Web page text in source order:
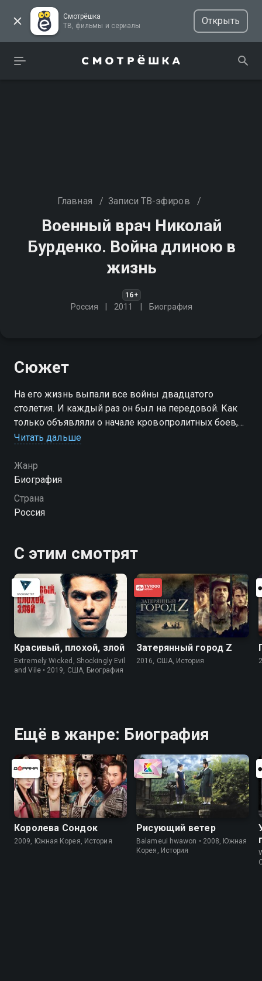
Смотрёшка
ТВ, фильмы и сериалы
Открыть
Главная / Записи ТВ-эфиров /
Военный врач Николай
Бурденко. Война длиною в
жизнь
16+
Россия 2011 Биография
Сюжет
На его жизнь выпали все войны двадцатого
столетия. И каждый раз он был на передовой. Как
только объявляли о начале кровопролитных боев,
менял белый халат на военную форму и ехал на
Читать дальше
Жанр
Биография
Страна
Россия
С этим смотрят
Красивый, плохой, злой
Extremely Wicked, Shockingly Evil
and Vile • 2019, США, Биография
Затерянный город Z
2016, США, История
Ещё в жанре: Биография
Королева Сондок
2009, Южная Корея, История
Рисующий ветер
Balameui hwawon • 2008, Южная
Корея, История